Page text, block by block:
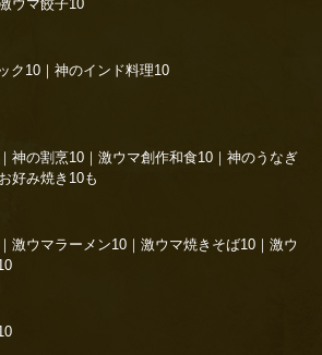
ウマ餃子10
ク10 ｜ 神のインド料理10
｜ 神の割烹10 ｜ 激ウマ創作和食10 ｜ 神のうなぎ
好み焼き10も
｜ 激ウマラーメン10 ｜ 激ウマ焼きそば10 ｜ 激ウ